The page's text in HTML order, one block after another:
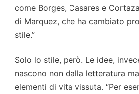
come Borges, Casares e
di Marquez, che ha cambiato
stile.”
Solo lo stile, però. Le idee,
nascono non dalla letteratura
elementi di vita vissuta. “Per